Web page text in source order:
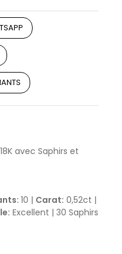
avec Saphirs et
10 | Carat: 0,52ct |
Excellent | 30 Saphirs